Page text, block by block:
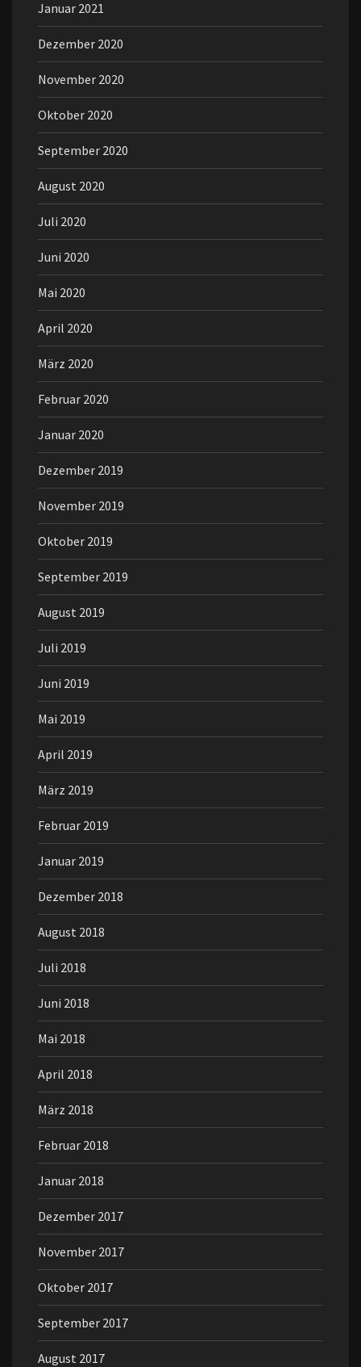
Januar 2021
Dezember 2020
November 2020
Oktober 2020
September 2020
August 2020
Juli 2020
Juni 2020
Mai 2020
April 2020
März 2020
Februar 2020
Januar 2020
Dezember 2019
November 2019
Oktober 2019
September 2019
August 2019
Juli 2019
Juni 2019
Mai 2019
April 2019
März 2019
Februar 2019
Januar 2019
Dezember 2018
August 2018
Juli 2018
Juni 2018
Mai 2018
April 2018
März 2018
Februar 2018
Januar 2018
Dezember 2017
November 2017
Oktober 2017
September 2017
August 2017